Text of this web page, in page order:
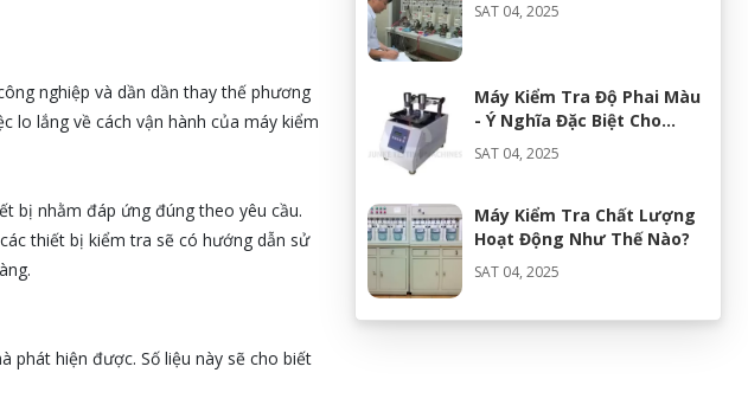
nghiệp và dần dần thay thế phương
lo lắng về cách vận hành của máy kiểm
bị nhằm đáp ứng đúng theo yêu cầu.
thiết bị kiểm tra sẽ có hướng dẫn sử
phát hiện được. Số liệu này sẽ cho biết
SAT 04, 2025
Máy Kiểm Tra Độ Phai Màu
- Ý Nghĩa Đặc Biệt Cho
Ngành Thời Trang
SAT 04, 2025
Máy Kiểm Tra Chất Lượng
Hoạt Động Như Thế Nào?
SAT 04, 2025